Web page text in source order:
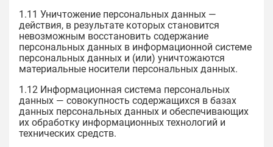
1.11 Уничтожение персональных данных —
действия, в результате которых становится
невозможным восстановить содержание
персональных данных в информационной системе
персональных данных и (или) уничтожаются
материальные носители персональных данных.
1.12 Информационная система персональных
данных — совокупность содержащихся в базах
данных персональных данных и обеспечивающих
их обработку информационных технологий и
технических средств.